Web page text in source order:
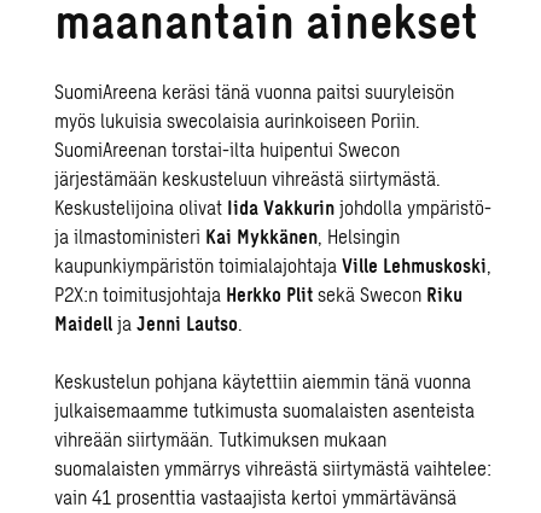
maanantain ainekset
SuomiAreena keräsi tänä vuonna paitsi suuryleisön
myös lukuisia swecolaisia aurinkoiseen Poriin.
SuomiAreenan torstai-ilta huipentui Swecon
järjestämään keskusteluun vihreästä siirtymästä.
Keskustelijoina olivat Iida Vakkurin johdolla ympäristö-
ja ilmastoministeri Kai Mykkänen, Helsingin
kaupunkiympäristön toimialajohtajaVille Lehmuskoski,
P2X:n toimitusjohtaja Herkko Plitsekä Swecon Riku
Maidell jaJenni Lautso.
Keskustelun pohjana käytettiin aiemmin tänä vuonna
julkaisemaamme tutkimusta suomalaisten asenteista
vihreään siirtymään. Tutkimuksen mukaan
suomalaisten ymmärrys vihreästä siirtymästä vaihtelee:
vain 41 prosenttia vastaajista kertoi ymmärtävänsä